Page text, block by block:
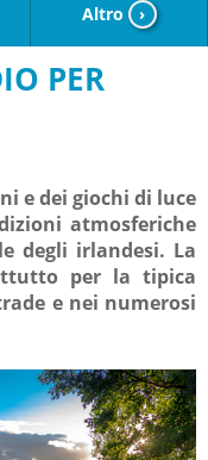
Altro ›
PER
e dei giochi di luce
atmosferiche
degli irlandesi. La
per la tipica
e nei numerosi